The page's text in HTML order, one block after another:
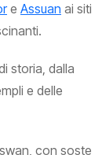
e Assuan ai siti
storia, dalla
e delle
con soste